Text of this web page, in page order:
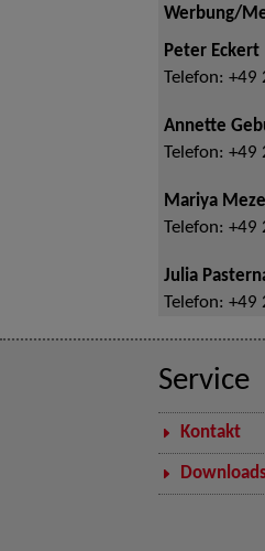
Werbung/
Peter Eckert
Telefon: +49
Annette
Telefon: +49
Mariya
Telefon: +49
Julia
Telefon: +49
Service
Kontakt